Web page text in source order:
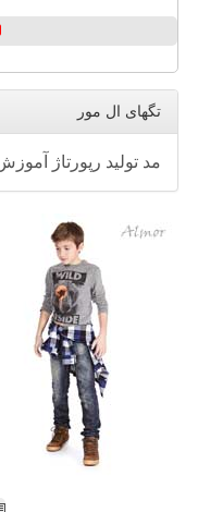
تگهای ال مور
مد تولید رپورتاژ